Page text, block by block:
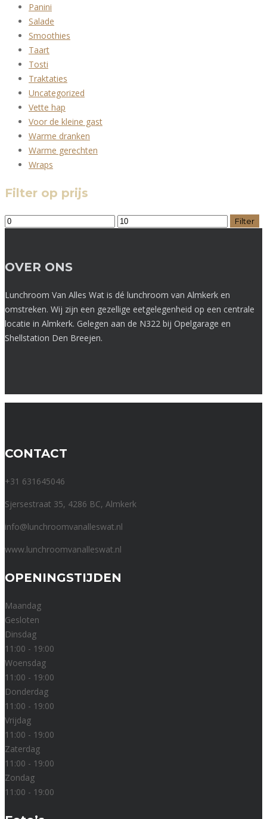
Panini
Salade
Smoothies
Taart
Tosti
Traktaties
Uncategorized
Vette hap
Voor de kleine gast
Warme dranken
Warme gerechten
Wraps
Filter op prijs
Min.
Max.
Filter
OVER ONS
Lunchroom Van Alles Wat is dé lunchroom van Almkerk en
omstreken. Wij zijn een gezellige eetgelegenheid op een centrale
locatie in Almkerk. Gelegen aan de N322 bij Opelgarage en
Shellstation Den Breejen.
CONTACT
+31 631645046
Sjersestraat 35, 4286 BC, Almkerk
info@lunchroomvanalleswat.nl
www.lunchroomvanalleswat.nl
OPENINGSTIJDEN
Maandag
Gesloten
Dinsdag
11:00 - 19:00
Woensdag
11:00 - 19:00
Donderdag
11:00 - 19:00
Vrijdag
11:00 - 19:00
Zaterdag
11:00 - 19:00
Zondag
11:00 - 19:00